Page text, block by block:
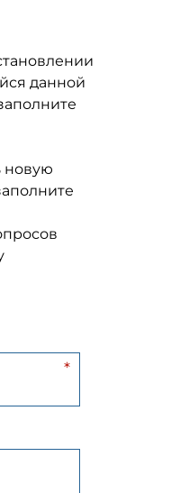
данной
новую